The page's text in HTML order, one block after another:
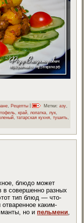
Рецепты Метки: азу
,край,лопатка,лук,
,татарская кухня,тушить,
блюдо может
в совершенно разных
тип блюд — что-
отваренное каким-
но и пельмени,